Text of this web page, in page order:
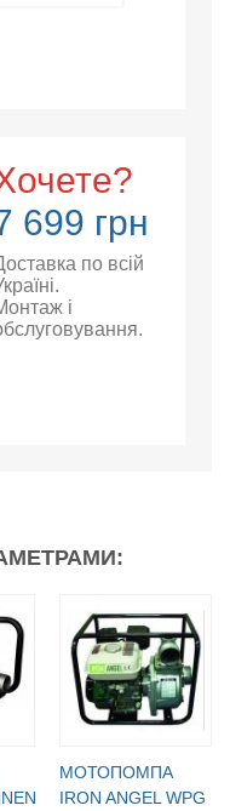
699 грн
по всій
і
МОТОПОМПА
IRON ANGEL WPG